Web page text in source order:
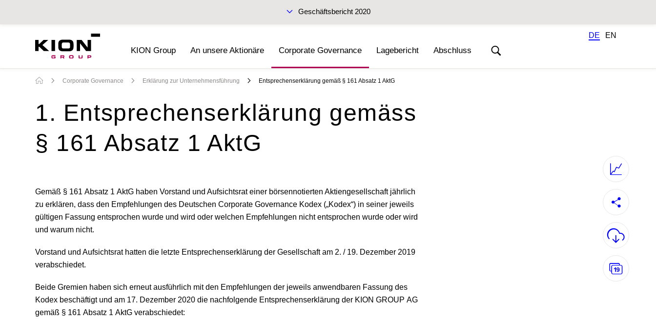
Geschäftsbericht 2020
Nachhaltigkeitsbericht 2019
Zwischenbericht Q3 2020 Geschäftsbericht 2020
KION Group An unsere Aktionäre Corporate Governance Lagebericht Abschluss
DE EN
Corporate Governance Erklärung zur Unternehmensführung Entsprechenserklärung gemäß § 161 Absatz 1 AktG
1. Entsprechenserklärung gemäss
§ 161 Absatz 1 AktG
Gemäß § 161 Absatz 1 AktG haben Vorstand und Aufsichtsrat einer börsennotierten Aktiengesellschaft jährlich
zu erklären, dass den Empfehlungen des Deutschen Corporate Governance Kodex („Kodex“) in seiner jeweils
gültigen Fassung entsprochen wurde und wird oder welchen Empfehlungen nicht entsprochen wurde oder wird
und warum nicht.
Vorstand und Aufsichtsrat hatten die letzte Entsprechenserklärung der Gesellschaft am 2. / 19. Dezember 2019
verabschiedet.
Beide Gremien haben sich erneut ausführlich mit den Empfehlungen der jeweils anwendbaren Fassung des
Kodex beschäftigt und am 17. Dezember 2020 die nachfolgende Entsprechenserklärung der KION GROUP AG
gemäß § 161 Absatz 1 AktG verabschiedet: